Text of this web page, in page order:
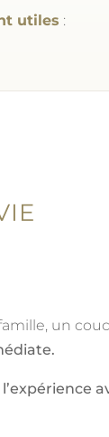
utiles :
un